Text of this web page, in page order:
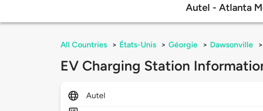
Autel - Atlanta
All Countries > États-Unis > Géorgie > Dawsonville >
EV Charging Station
Autel